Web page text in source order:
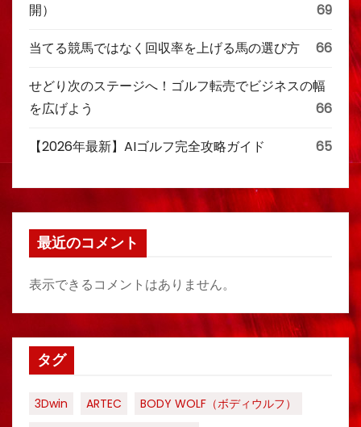
開）
69
当てる競馬ではなく回収率を上げる馬の選び方 66
せどり次のステージへ！ゴルフ転売でビジネスの幅
を広げよう
66
【2026年最新】AIゴルフ完全攻略ガイド 65
最近のコメント
表示できるコメントはありません。
タグ
3Dwin ARTEC
BODY WOLF（ボディウルフ）